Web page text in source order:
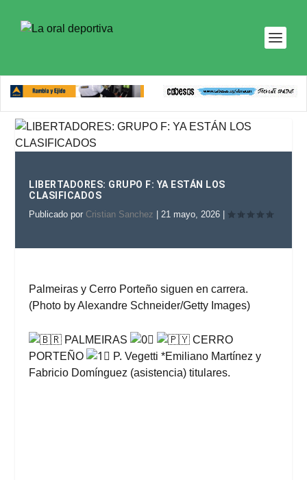
LIBERTADORES: GRUPO F: YA ESTÁN LOS
CLASIFICADOS
Publicado por Cristian Sanchez |21 mayo, 2026
Palmeiras y Cerro Porteño siguen en carrera.
(Photo by Alexandre Schneider/Getty Images)
PALMEIRAS
CERRO
PORTEÑO
P. Vegetti *Emiliano Martínez y
Fabricio Domínguez (asistencia) titulares.